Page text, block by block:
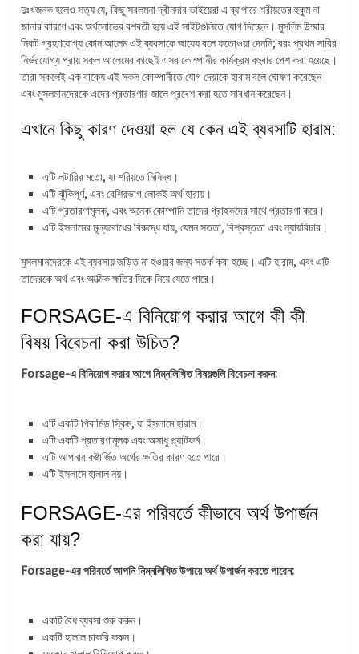
দুঃখজনক হলেও সত্য যে, কিছু সরলমনা দ্বীনদার ভাইয়েরা এ ব্যাপারে শরীয়তের হুকুম না
জানার কারণে এবং অর্থলোভের বশবতী হয়ে এই সাইটগুলিতে যোগ দিচ্ছেন। মুসলিম উম্মার
নিকট গ্রহণযোগ্য কোন আলেম এই ব্যবসাকে জায়েয বলে ফতোওয়া দেননি; বরং প্রথম সারির
নির্ভরযোগ্য প্রায় সকল আলেমের কাছেই এসব কোম্পানীর কার্যক্রম বহুবার পেশ করা হয়েছে।
তারা সকলেই এক বাক্যে এই সকল কোম্পানীতে যোগ দেয়াকে হারাম বলে ঘোষণা করেছেন
এবং মুসলমানদেরকে এদের প্রতারণার জালে প্রবেশ করা হতে সাবধান করেছেন।
এখানে কিছু কারণ দেওয়া হল যে কেন এই ব্যবসাটি হারাম:
এটি লটারির মতো, যা শরিয়তে নিষিদ্ধ।
এটি ঝুঁকিপূর্ণ, এবং বেশিরভাগ লোকই অর্থ হারায়।
এটি প্রতারণামূলক, এবং অনেক কোম্পানি তাদের গ্রাহকদের সাথে প্রতারণা করে।
এটি ইসলামের মূল্যবোধের বিরুদ্ধে যায়, যেমন সততা, বিশ্বস্ততা এবং ন্যায়বিচার।
মুসলমানদেরকে এই ব্যবসায় জড়িত না হওয়ার জন্য সতর্ক করা হচ্ছে। এটি হারাম, এবং এটি
তাদেরকে অর্থ এবং আত্মিক ক্ষতির দিকে নিয়ে যেতে পারে।
FORSAGE-এ বিনিয়োগ করার আগে কী কী
বিষয় বিবেচনা করা উচিত?
Forsage-এ বিনিয়োগ করার আগে নিম্নলিখিত বিষয়গুলি বিবেচনা করুন:
এটি একটি পিরামিড স্কিম, যা ইসলামে হারাম।
এটি একটি প্রতারণামূলক এবং অসাধু প্ল্যাটফর্ম।
এটি আপনার কষ্টার্জিত অর্থের ক্ষতির কারণ হতে পারে।
এটি ইসলামে হালাল নয়।
FORSAGE-এর পরিবর্তে কীভাবে অর্থ উপার্জন
করা যায়?
Forsage-এর পরিবর্তে আপনি নিম্নলিখিত উপায়ে অর্থ উপার্জন করতে পারেন:
একটি বৈধ ব্যবসা শুরু করুন।
একটি হালাল চাকরি করুন।